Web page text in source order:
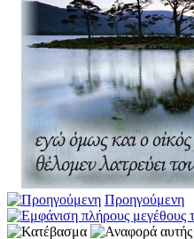
Προηγούμενη